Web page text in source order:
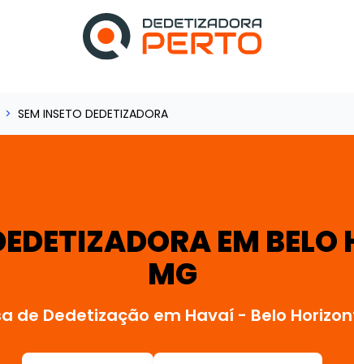
SEM INSETO DEDETIZADORA
EM
MG
de Dedetização em Havaí - Belo